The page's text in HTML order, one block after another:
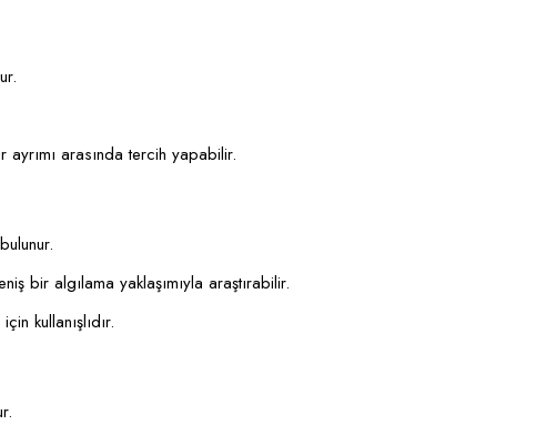
arasında tercih yapabilir.
bir algılama yaklaşımıyla araştırabilir.
kullanışlıdır.